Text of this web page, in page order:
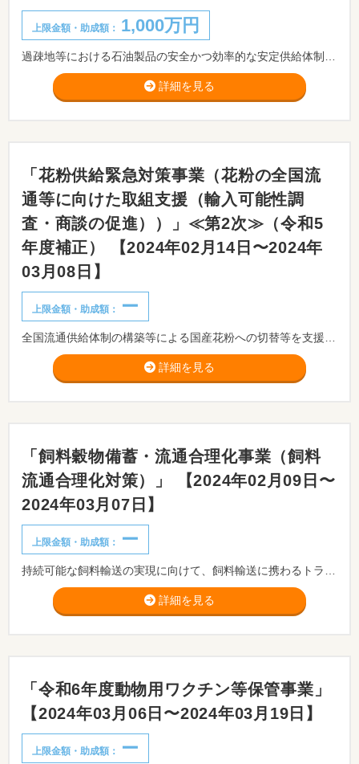
上限金額・助成額： 1,000万円
詳細を見る
「花粉供給緊急対策事業（花粉の全国流
通等に向けた取組支援（輸入可能性調
査・商談の促進））」≪第2次≫（令和5
年度補正） 【2024年02月14日〜2024年
03月08日】
上限金額・助成額： ー
詳細を見る
「飼料穀物備蓄・流通合理化事業（飼料
流通合理化対策）」 【2024年02月09日〜
2024年03月07日】
上限金額・助成額： ー
詳細を見る
「令和6年度動物用ワクチン等保管事業」
【2024年03月06日〜2024年03月19日】
上限金額・助成額： ー